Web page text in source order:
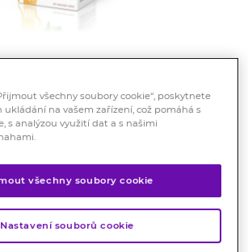
čajová směs
určený pro krátkodobou léčbu
všechny soubory cookie“, poskytnete
na vašem zařízení, což pomáhá s
s analýzou využití dat a s našimi
všechny soubory cookie
Nastavení souborů cookie